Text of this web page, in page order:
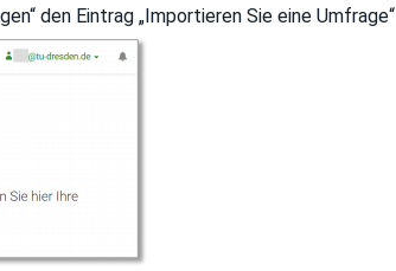
den Eintrag „Importieren Sie eine Umfrage“